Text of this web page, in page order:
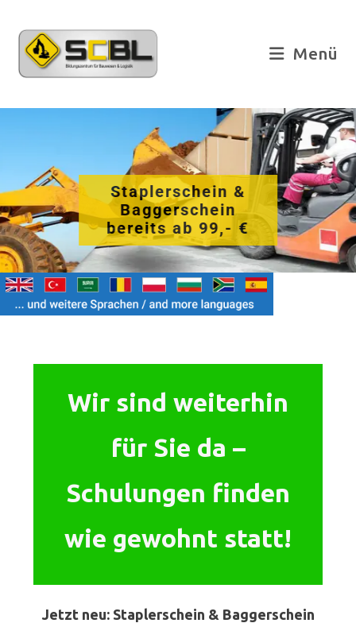
Inhalt
springen
Menü
Staplerschein &
Baggerschein
bereits ab 99,- €
Wir sind weiterhin
für Sie da –
Schulungen finden
wie gewohnt statt!
Jetzt neu: Staplerschein & Baggerschein